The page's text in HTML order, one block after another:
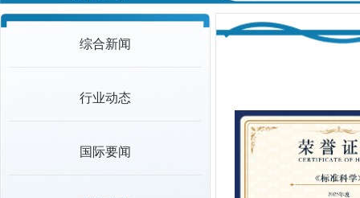
综合新闻
行业动态
国际要闻